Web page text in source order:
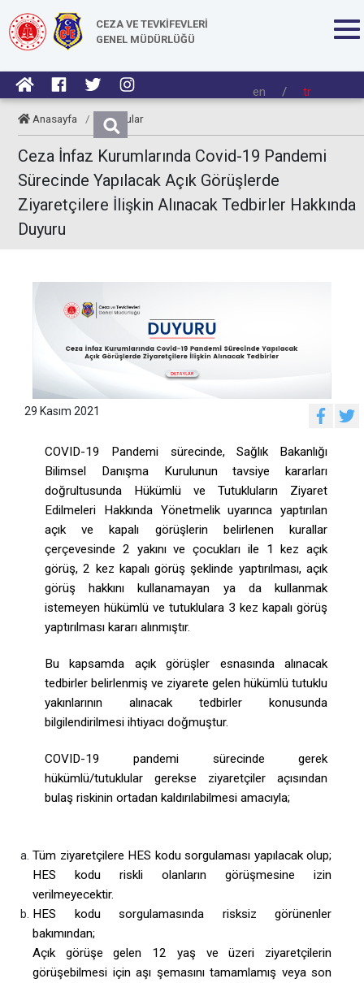
CEZA VE TEVKİFEVLERİ
GENEL MÜDÜRLÜĞÜ
en / tr
Anasayfa / Duyurular
Ceza İnfaz Kurumlarında Covid-19 Pandemi
Sürecinde Yapılacak Açık Görüşlerde
Ziyaretçilere İlişkin Alınacak Tedbirler Hakkında
Duyuru
29 Kasım 2021
COVID-19 Pandemi sürecinde, Sağlık Bakanlığı
Bilimsel Danışma Kurulunun tavsiye kararları
doğrultusunda Hükümlü ve Tutukluların Ziyaret
Edilmeleri Hakkında Yönetmelikuyarınca yaptırılan
açık ve kapalı görüşlerin belirlenen kurallar
çerçevesinde 2 yakını ve çocukları ile 1 kez açık
görüş, 2 kez kapalı görüş şeklinde yaptırılması, açık
görüş hakkını kullanamayan ya da kullanmak
istemeyen hükümlü ve tutuklulara 3 kez kapalı görüş
yaptırılması kararı alınmıştır.
Bu kapsamda açık görüşler esnasında alınacak
tedbirler belirlenmiş ve ziyarete gelen hükümlü tutuklu
yakınlarının alınacak tedbirler konusunda
bilgilendirilmesi ihtiyacı doğmuştur.
COVID-19 pandemi sürecinde gerek
hükümlü/tutuklular gerekse ziyaretçiler açısından
bulaş riskinin ortadan kaldırılabilmesi amacıyla;
Tüm ziyaretçilere HES kodu sorgulaması yapılacak olup;
HES kodu riskli olanların görüşmesine izin
verilmeyecektir.
HES kodu sorgulamasında risksiz görünenler
bakımından;
Açık görüşe gelen 12 yaş ve üzeri ziyaretçilerin
görüşebilmesi için aşı şemasını tamamlamış veya son